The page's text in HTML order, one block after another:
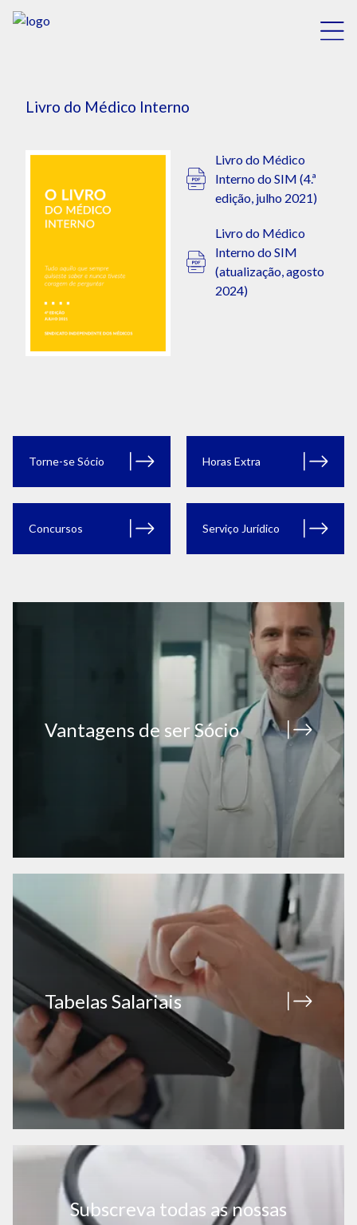
Livro do Médico Interno
Livro do Médico
Interno do SIM (4.ª
edição, julho 2021)
Livro do Médico
Interno do SIM
(atualização, agosto
2024)
Torne-se Sócio Horas Extra
Concursos Serviço Jurídico
Vantagens de ser Sócio
Tabelas Salariais
Subscreva todas as nossas